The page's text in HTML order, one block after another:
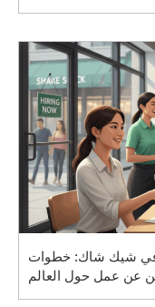
في شيك شاك: خطوات
عن عمل حول العالم